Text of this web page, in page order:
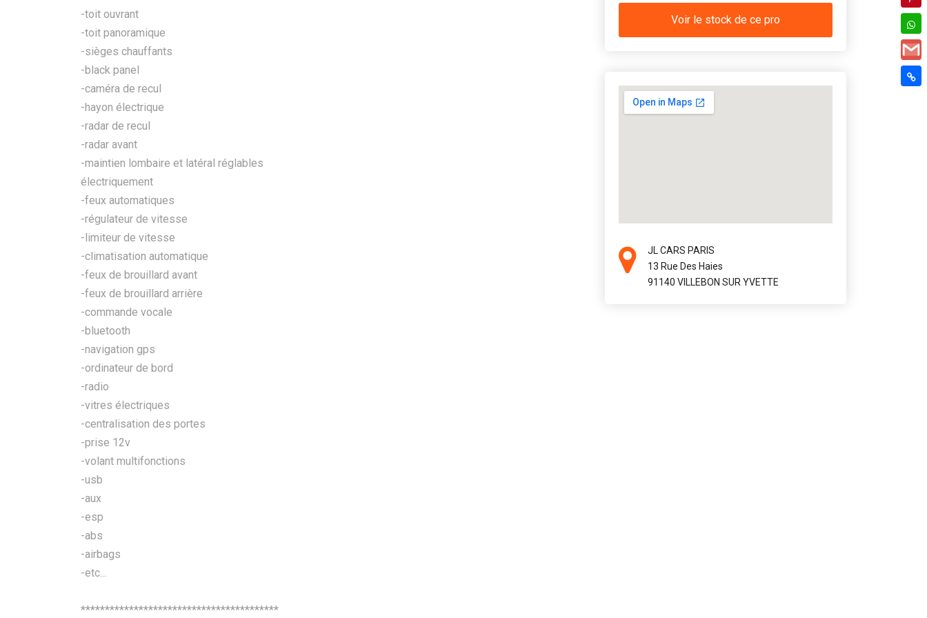
-toit ouvrant
-toit panoramique
-sièges chauffants
-black panel
-caméra de recul
-hayon électrique
-radar de recul
-radar avant
-maintien lombaire et latéral réglables
électriquement
-feux automatiques
-régulateur de vitesse
-limiteur de vitesse
-climatisation automatique
-feux de brouillard avant
-feux de brouillard arrière
-commande vocale
-bluetooth
-navigation gps
-ordinateur de bord
-radio
-vitres électriques
-centralisation des portes
-prise 12v
-volant multifonctions
-usb
-aux
-esp
-abs
-airbags
-etc...
*****************************************
Voir le stock de ce pro
JL CARS PARIS
13 Rue Des Haies
91140 VILLEBON SUR YVETTE